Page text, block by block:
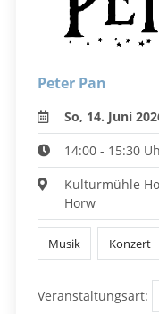
Peter Pan
So, 14. Juni
14:00 - 15:30
Kulturmühle
Horw
Musik Konzert
Veranstaltungsart: